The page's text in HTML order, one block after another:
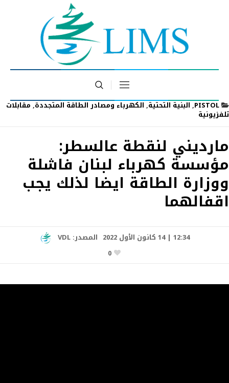
PISTOL
,البنية التحتية,الكهرباء ومصادر الطاقة المتجددة,مقابلات
تلفزيونية
مارديني لنقطة عالسطر:
مؤسسة كهرباء لبنان فاشلة
ووزارة الطاقة ايضا لذلك يجب
اقفالهما
12:34 | 14 كانون الأول 2022 المصدر:VDL
0